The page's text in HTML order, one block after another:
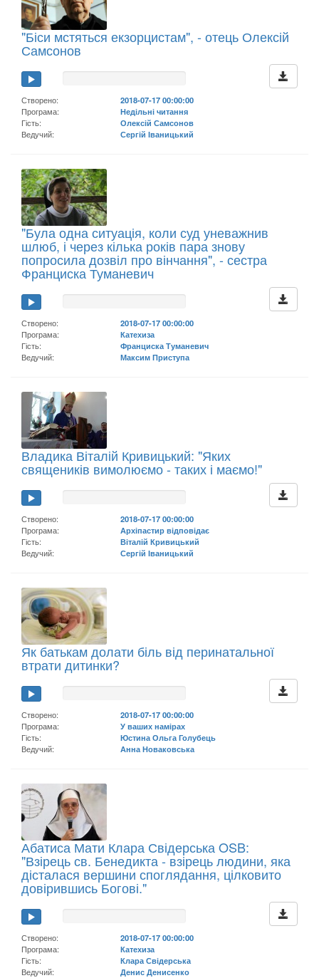
"Біси мстяться екзорцистам", - отець Олексій
Самсонов
Створено:
2018-07-17 00:00:00
Програма:
Недільні читання
Гість:
Олексій Самсонов
Ведучий:
Сергій Іваницький
"Була одна ситуація, коли суд уневажнив
шлюб, і через кілька років пара знову
попросила дозвіл про вінчання", - сестра
Франциска Туманевич
Створено:
2018-07-17 00:00:00
Програма:
Катехиза
Гість:
Франциска Туманевич
Ведучий:
Максим Приступа
Владика Віталій Кривицький: "Яких
священиків вимолюємо - таких і маємо!"
Створено:
2018-07-17 00:00:00
Програма:
Архіпастир відповідає
Гість:
Віталій Кривицький
Ведучий:
Сергій Іваницький
Як батькам долати біль від перинатальної
втрати дитинки?
Створено:
2018-07-17 00:00:00
Програма:
У ваших намірах
Гість:
Юстина Ольга Голубець
Ведучий:
Анна Новаковська
Абатиса Мати Клара Свідерська OSB:
"Взірець св. Бенедикта - взірець людини, яка
дісталася вершини споглядання, цілковито
довірившись Богові."
Створено:
2018-07-17 00:00:00
Програма:
Катехиза
Гість:
Клара Свідерська
Ведучий:
Денис Денисенко